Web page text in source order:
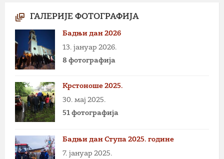
ГАЛЕРИЈЕ ФОТОГРАФИЈА
Бадњи дан 2026
13. јануар 2026.
8 фотографија
Крстоноше 2025.
30. мај 2025.
51 фотографија
Бадњи дан Ступа 2025. године
7. јануар 2025.